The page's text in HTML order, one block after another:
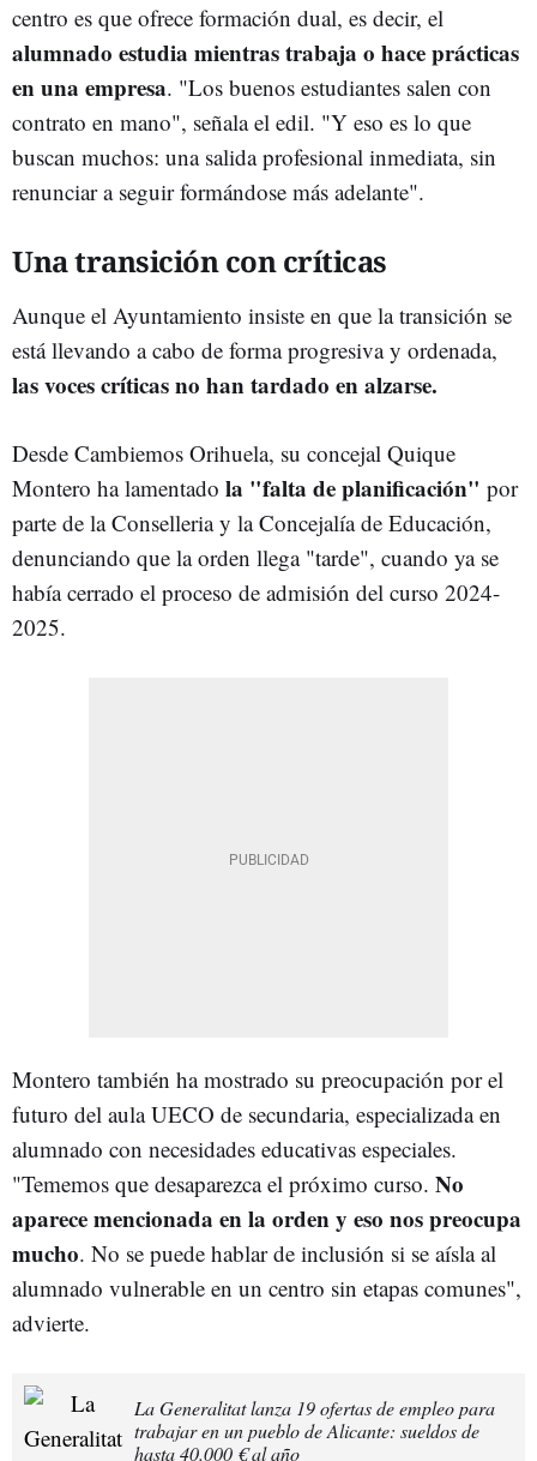
centro es que ofrece formación dual, es decir, el
alumnado estudia mientras trabaja o hace prácticas
en una empresa. "Los buenos estudiantes salen con
contrato en mano", señala el edil. "Y eso es lo que
buscan muchos: una salida profesional inmediata, sin
renunciar a seguir formándose más adelante".
Una transición con críticas
Aunque el Ayuntamiento insiste en que la transición se
está llevando a cabo de forma progresiva y ordenada,
las voces críticas no han tardado en alzarse.
Desde Cambiemos Orihuela, su concejal Quique
Montero ha lamentado la "falta de planificación" por
parte de la Conselleria y la Concejalía de Educación,
denunciando que la orden llega "tarde", cuando ya se
había cerrado el proceso de admisión del curso 2024-
2025.
Montero también ha mostrado su preocupación por el
futuro del aula UECO de secundaria, especializada en
alumnado con necesidades educativas especiales.
"Tememos que desaparezca el próximo curso. No
aparece mencionada en la orden y eso nos preocupa
mucho. No se puede hablar de inclusión si se aísla al
alumnado vulnerable en un centro sin etapas comunes",
advierte.
La Generalitat lanza 19 ofertas de empleo para
trabajar en un pueblo de Alicante: sueldos de
hasta 40.000 € al año